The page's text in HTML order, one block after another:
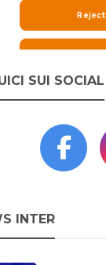
SUI SOCIAL
INTER